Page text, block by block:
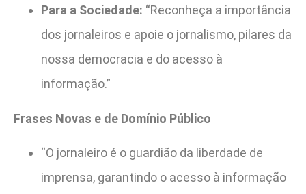
Para a Sociedade: “Reconheça a importância
dos jornaleiros e apoie o jornalismo, pilares da
nossa democracia e do acesso à
informação.”
Frases Novas e de Domínio Público
“O jornaleiro é o guardião da liberdade de
imprensa, garantindo o acesso à informação